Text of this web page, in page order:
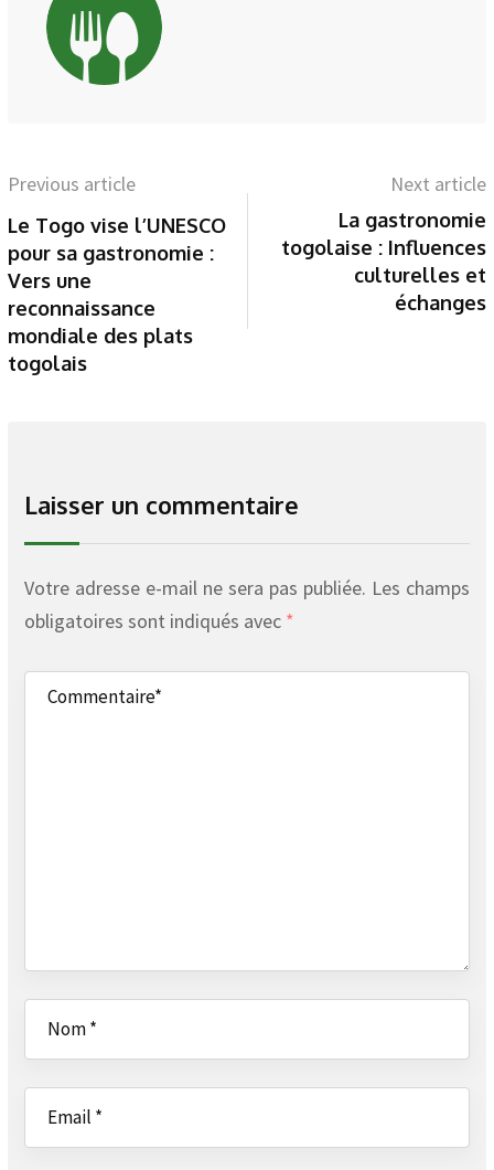
Previous article
Le Togo vise l’UNESCO
pour sa gastronomie :
Vers une
reconnaissance
mondiale des plats
togolais
Next article
La gastronomie
togolaise : Influences
culturelles et
échanges
Laisser un commentaire
Votre adresse e-mail ne sera pas publiée. Les champs
obligatoires sont indiqués avec *